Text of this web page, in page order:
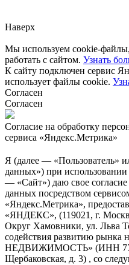
Наверх
Мы используем cookie-
работать с сайтом. Узнать
К сайту подключен сервис
использует файлы cookie.
Согласен
Согласен
Согласие на обработку
сервиса «Яндекс.Метрика»
Я (далее — «Пользователь»
данных») при
— «Сайт») даю свое
данных посредством
«Яндекс.Метрика»,
«ЯНДЕКС», (119021, г.
Округ Хамовники, ул. Льва
содействия развитию
НЕДВИЖИМОСТЬ» (ИНН
Щербаковская, д. 3) , со